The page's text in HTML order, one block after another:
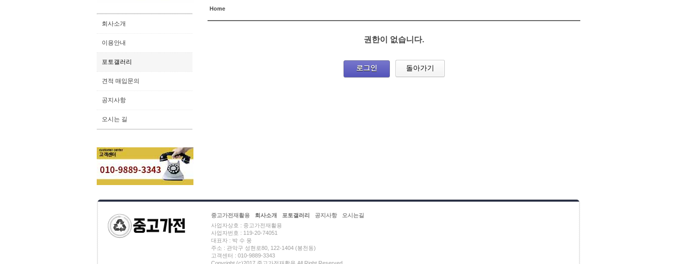
Home
권한이 없습니다.
로그인 돌아가기
회사소개
이용안내
포토갤러리
견적 매입문의
공지사항
오시는 길
중고가전재활용 회사소개 포토갤러리 공지사항
오시는길
사업자상호 : 중고가전재활용
사업자번호 : 119-20-74051
대표자 : 박 수 웅
주소 : 관악구 성현로80, 122-1404 (봉천동)
고객센터 : 010-9889-3343